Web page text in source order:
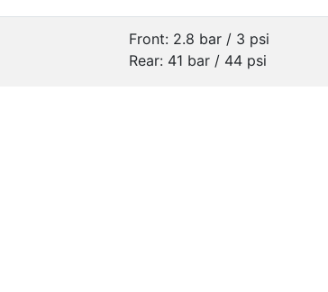
Front: 2.8 bar / 3 psi
Rear: 41 bar / 44 psi